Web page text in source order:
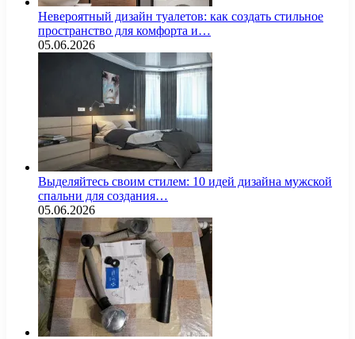
Невероятный дизайн туалетов: как создать стильное
пространство для комфорта и…
05.06.2026
Выделяйтесь своим стилем: 10 идей дизайна мужской
спальни для создания…
05.06.2026